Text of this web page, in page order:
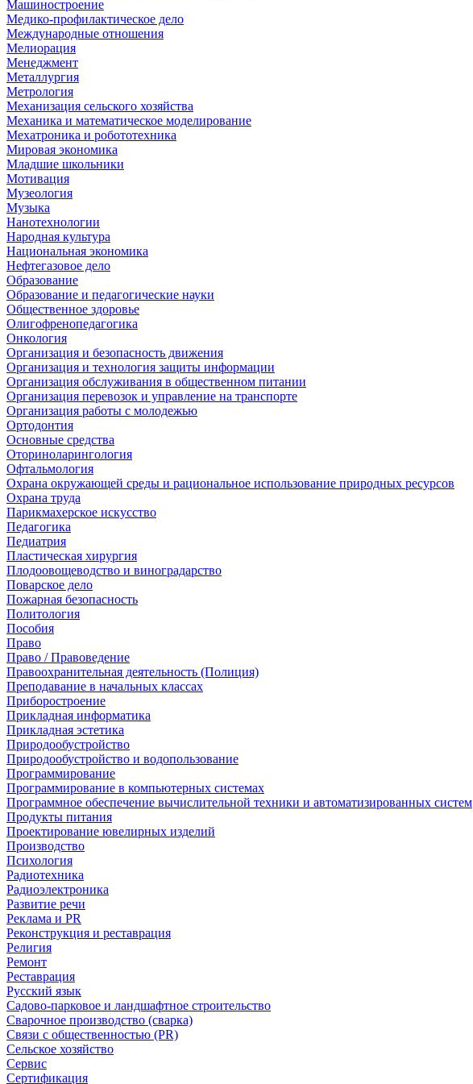
Машиностроение
Медико-профилактическое дело
Международные отношения
Мелиорация
Менеджмент
Металлургия
Метрология
Механизация сельского хозяйства
Механика и математическое моделирование
Мехатроника и робототехника
Мировая экономика
Младшие школьники
Мотивация
Музеология
Музыка
Нанотехнологии
Народная культура
Национальная экономика
Нефтегазовое дело
Образование
Образование и педагогические науки
Общественное здоровье
Олигофренопедагогика
Онкология
Организация и безопасность движения
Организация и технология защиты информации
Организация обслуживания в общественном питании
Организация перевозок и управление на транспорте
Организация работы с молодежью
Ортодонтия
Основные средства
Оториноларингология
Офтальмология
Охрана окружающей среды и рациональное использование природных ресурсов
Охрана труда
Парикмахерское искусство
Педагогика
Педиатрия
Пластическая хирургия
Плодоовощеводство и виноградарство
Поварское дело
Пожарная безопасность
Политология
Пособия
Право
Право / Правоведение
Правоохранительная деятельность (Полиция)
Преподавание в начальных классах
Приборостроение
Прикладная информатика
Прикладная эстетика
Природообустройство
Природообустройство и водопользование
Программирование
Программирование в компьютерных системах
Программное обеспечение вычислительной техники и автоматизированных систем
Продукты питания
Проектирование ювелирных изделий
Производство
Психология
Радиотехника
Радиоэлектроника
Развитие речи
Реклама и PR
Реконструкция и реставрация
Религия
Ремонт
Реставрация
Русский язык
Садово-парковое и ландшафтное строительство
Сварочное производство (сварка)
Связи с общественностью (PR)
Сельское хозяйство
Сервис
Сертификация